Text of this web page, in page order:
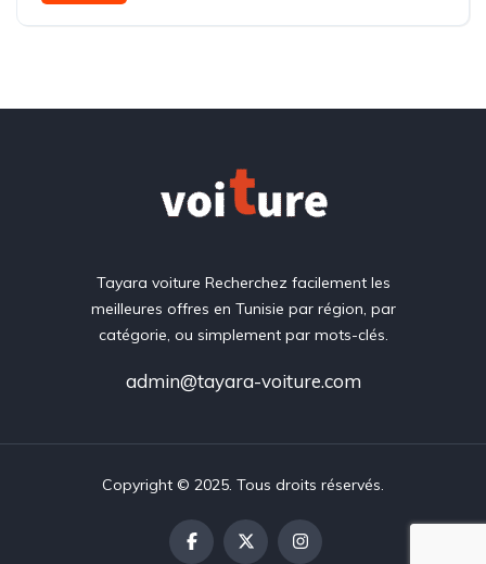
Tayara voiture Recherchez facilement les
meilleures offres en Tunisie par région, par
catégorie, ou simplement par mots-clés.
admin@tayara-voiture.com
Copyright © 2025. Tous droits réservés.